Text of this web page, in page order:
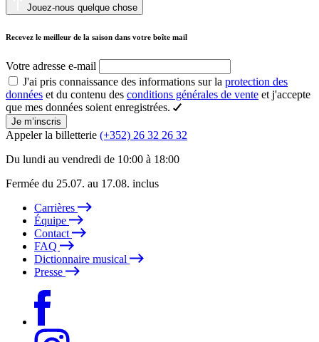
Jouez-nous quelque chose
Recevez le meilleur de la saison dans votre boîte mail
Votre adresse e-mail
J'ai pris connaissance des informations sur la protection des
données et du contenu des conditions générales de vente et j'accepte
que mes données soient enregistrées.
Je m’inscris
Appeler la billetterie (+352) 26 32 26 32
Du lundi au vendredi de 10:00 à 18:00
Fermée du 25.07. au 17.08. inclus
Carrières
Équipe
Contact
FAQ
Dictionnaire musical
Presse